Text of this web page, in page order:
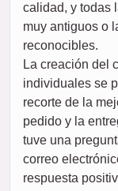
calidad, y todas
muy antiguos o
reconocibles.
La creación del
individuales se
recorte de la
pedido y la
tuve una
correo
respuesta